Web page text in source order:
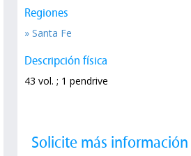
Regiones
» Santa Fe
Descripción física
43 vol. ; 1 pendrive
Solicite más